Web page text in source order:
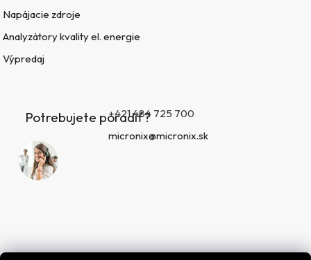
Napájacie zdroje
Analyzátory kvality el. energie
Výpredaj
Potrebujete poradiť?+421 484 725 700
micronix@micronix.sk